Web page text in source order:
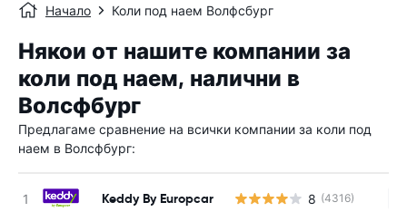
Начало Коли под наем Волфсбург
Някои от нашите компании за
коли под наем, налични в
Волсфбург
Предлагаме сравнение на всички компании за коли под
наем в Волсфбург:
Keddy By Europcar 8 (4316)